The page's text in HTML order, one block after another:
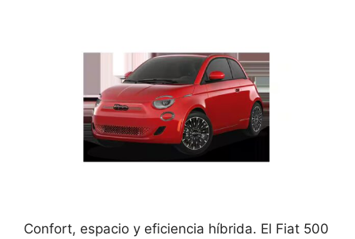
Confort, espacio y eficiencia híbrida. El Fiat 500